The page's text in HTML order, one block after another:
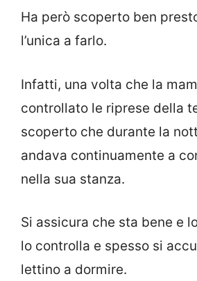
Ha però scoperto ben
l’unica a farlo.
Infatti, una volta che la
controllato le riprese della
scoperto che durante la
andava continuamente a
nella sua stanza.
Si assicura che sta bene e
lo controlla e spesso si
lettino a dormire.